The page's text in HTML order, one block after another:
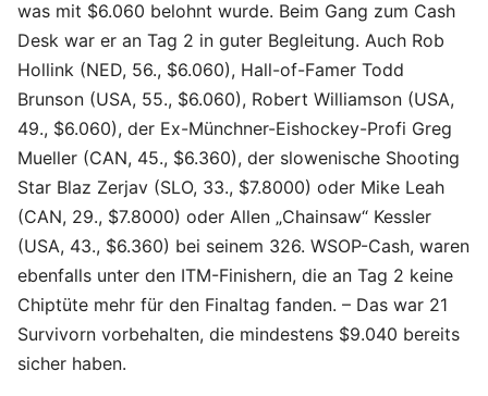
was mit $6.060 belohnt wurde. Beim Gang zum Cash
Desk war er an Tag 2 in guter Begleitung. Auch Rob
Hollink (NED, 56., $6.060), Hall-of-Famer Todd
Brunson (USA, 55., $6.060), Robert Williamson (USA,
49., $6.060), der Ex-Münchner-Eishockey-Profi Greg
Mueller (CAN, 45., $6.360), der slowenische Shooting
Star Blaz Zerjav (SLO, 33., $7.8000) oder Mike Leah
(CAN, 29., $7.8000) oder Allen „Chainsaw“ Kessler
(USA, 43., $6.360) bei seinem 326. WSOP-Cash, waren
ebenfalls unter den ITM-Finishern, die an Tag 2 keine
Chiptüte mehr für den Finaltag fanden. – Das war 21
Survivorn vorbehalten, die mindestens $9.040 bereits
sicher haben.